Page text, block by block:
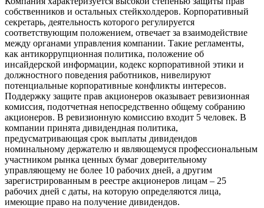
собственников и остальных стейкхолдеров. Корпоративный
секретарь, деятельность которого регулируется
соответствующим положением, отвечает за взаимодействие
между органами управления компании. Такие регламенты,
как антикоррупционная политика, положение об
инсайдерской информации, кодекс корпоративной этики и
должностного поведения работников, нивелируют
потенциальные корпоративные конфликты интересов.
Поддержку защите прав акционеров оказывает ревизионная
комиссия, подотчетная непосредственно общему собранию
акционеров. В ревизионную комиссию входит 5 человек. В
компании принята дивидендная политика,
предусматривающая срок выплаты дивидендов
номинальному держателю и являющемуся профессиональным
участником рынка ценных бумаг доверительному
управляющему не более 10 рабочих дней, а другим
зарегистрированным в реестре акционеров лицам – 25
рабочих дней с даты, на которую определяются лица,
имеющие право на получение дивидендов.